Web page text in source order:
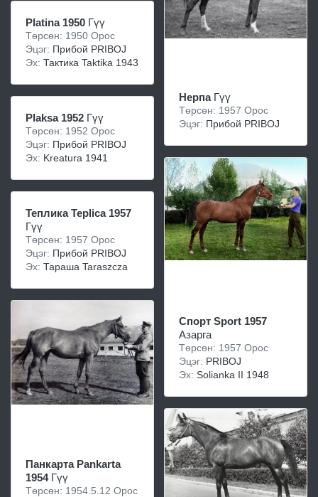
Platina 1950 Гүү
Төрсөн: 1950 Орос
Эцэг: Прибой PRIBOJ
Эх:
Тактика Taktika 1943
Plaksa 1952 Гүү
Төрсөн: 1952 Орос
Эцэг: Прибой PRIBOJ
Эх: Kreatura 1941
Теплика Teplica 1957
Гүү
Төрсөн: 1957 Орос
Эцэг: Прибой PRIBOJ
Эх: Тараша Taraszcza
Панкарта Pankarta
1954Гүү
Төрсөн: 1954.5.12 Орос
НерпаГүү
Төрсөн: 1957 Орос
Эцэг: Прибой PRIBOJ
Спорт Sport 1957
Азарга
Төрсөн: 1957 Орос
Эцэг: PRIBOJ
Эх: Solianka II 1948